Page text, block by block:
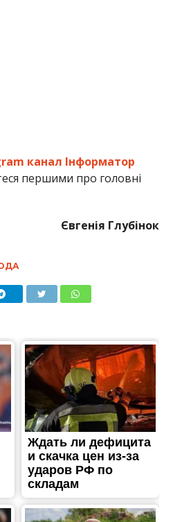
канал Інформатор
першими про головні
Євгенія Глубінок